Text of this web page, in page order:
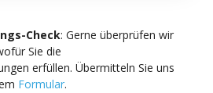
Check: Gerne überprüfen wir
Sie die
erfüllen. Übermitteln Sie uns
Formular.